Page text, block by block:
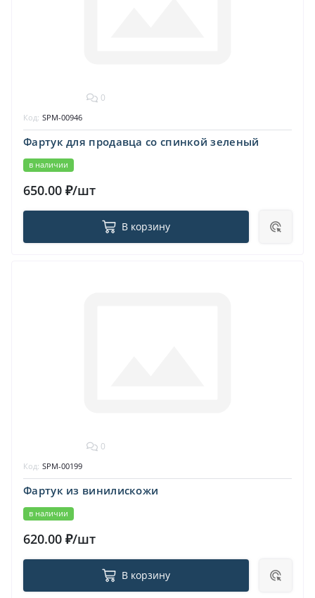
0
Фартук для продавца со спинкой зеленый
в наличии
Код: SPM-00946
650.00 ₽/шт
В корзину
0
Фартук из винилискожи
в наличии
Код: SPM-00199
620.00 ₽/шт
В корзину